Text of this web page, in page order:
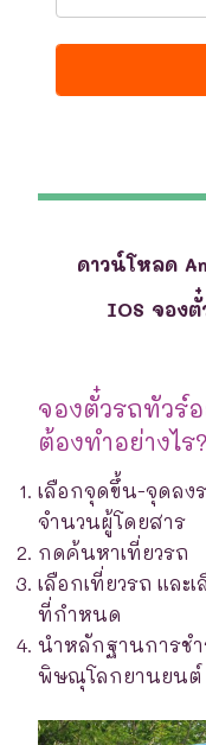
ดาวน์โหลด
IOS จอง
จองตั๋วรถทัว
ต้องทำอย่างไร?
เลือกจุดขึ้น-จุดลง
จำนวนผู้โดยสาร
กดค้นหาเที่ยวรถ
เลือกเที่ยวรถ และ
ที่กำหนด
นำหลักฐานการชำ
พิษณุโลกยานยนต์